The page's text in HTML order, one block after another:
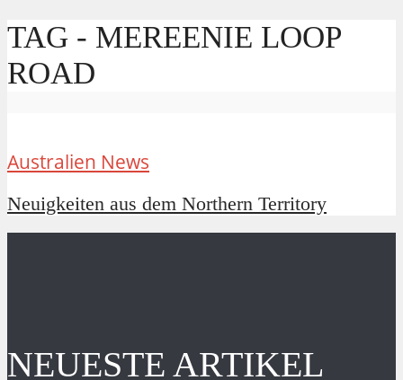
TAG - MEREENIE LOOP
ROAD
Australien News
Neuigkeiten aus dem Northern Territory
NEUESTE ARTIKEL